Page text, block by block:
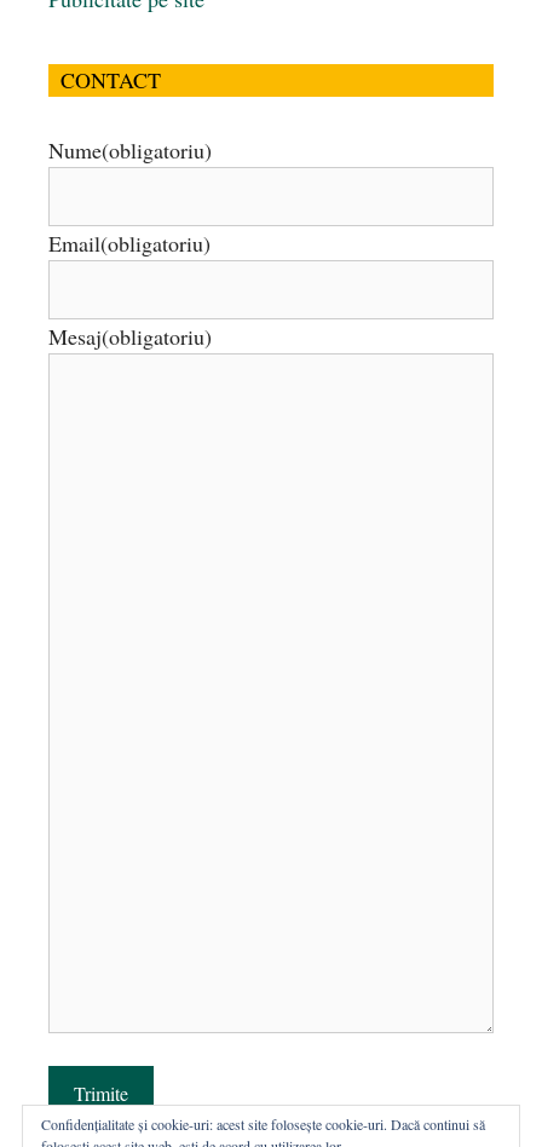
CONTACT
Nume(obligatoriu)
Email(obligatoriu)
Mesaj(obligatoriu)
Trimite
Confidențialitate și cookie-uri: acest site folosește cookie-uri. Dacă continui să